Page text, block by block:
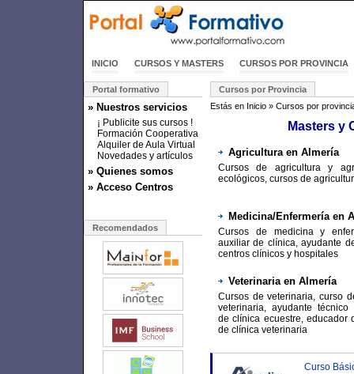
INICIO CURSOS Y MASTERS CURSOS POR PROVINCIA
Portal formativo
» Nuestros servicios
¡ Publicite sus cursos !
Formación Cooperativa
Alquiler de Aula Virtual
Novedades y artículos
» Quienes somos
» Acceso Centros
Recomendados
Cursos por Provincia
Estás en Inicio » Cursos por
Masters y
Agricultura en Almería
Cursos de agricultura y
ecológicos, cursos de
Medicina/Enfermería en
Cursos de medicina y
auxiliar de clínica, ayudante
centros clínicos y hospitales
Veterinaria en Almería
Cursos de veterinaria, curso
veterinaria, ayudante técnico
de clínica ecuestre, educador
de clínica veterinaria
Curso